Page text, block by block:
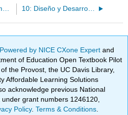
9.9: El entorno de mercadotecnia 10: Diseño y Desarrollo de Productos
Powered by NICE CXone Expertand
of Education Open Textbook Pilot
the Provost, the UC Davis Library,
Affordable Learning Solutions
acknowledge previous National
grant numbers 1246120,
Policy.Terms & Conditions